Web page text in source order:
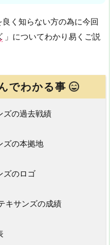
く知らない方の為に今回
」についてわかり易くご説
でわかる事
の過去戦績
の本拠地
ズのロゴ
キサンズの成績